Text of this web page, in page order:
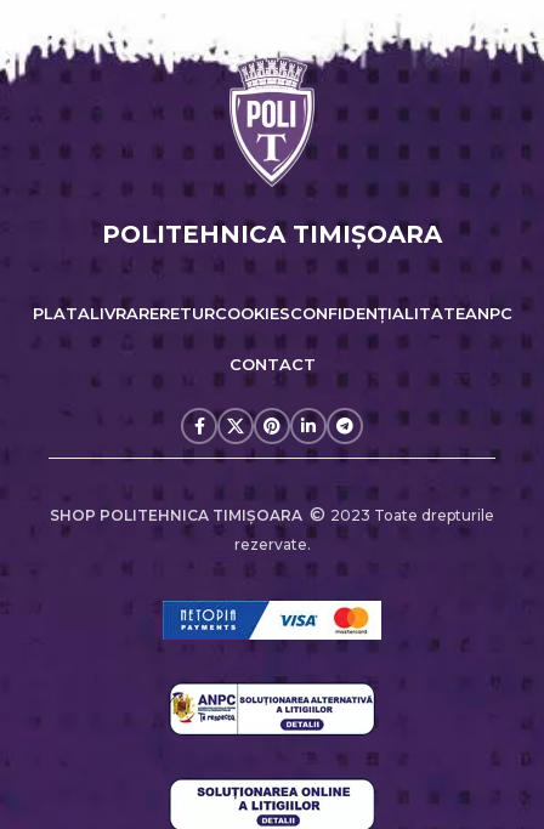
POLITEHNICA TIMIŞOARA
PLATALIVRARERETURCOOKIESCONFIDENȚIALITATEANPC
CONTACT
SHOP POLITEHNICA TIMIŞOARA © 2023 Toate drepturile
rezervate.